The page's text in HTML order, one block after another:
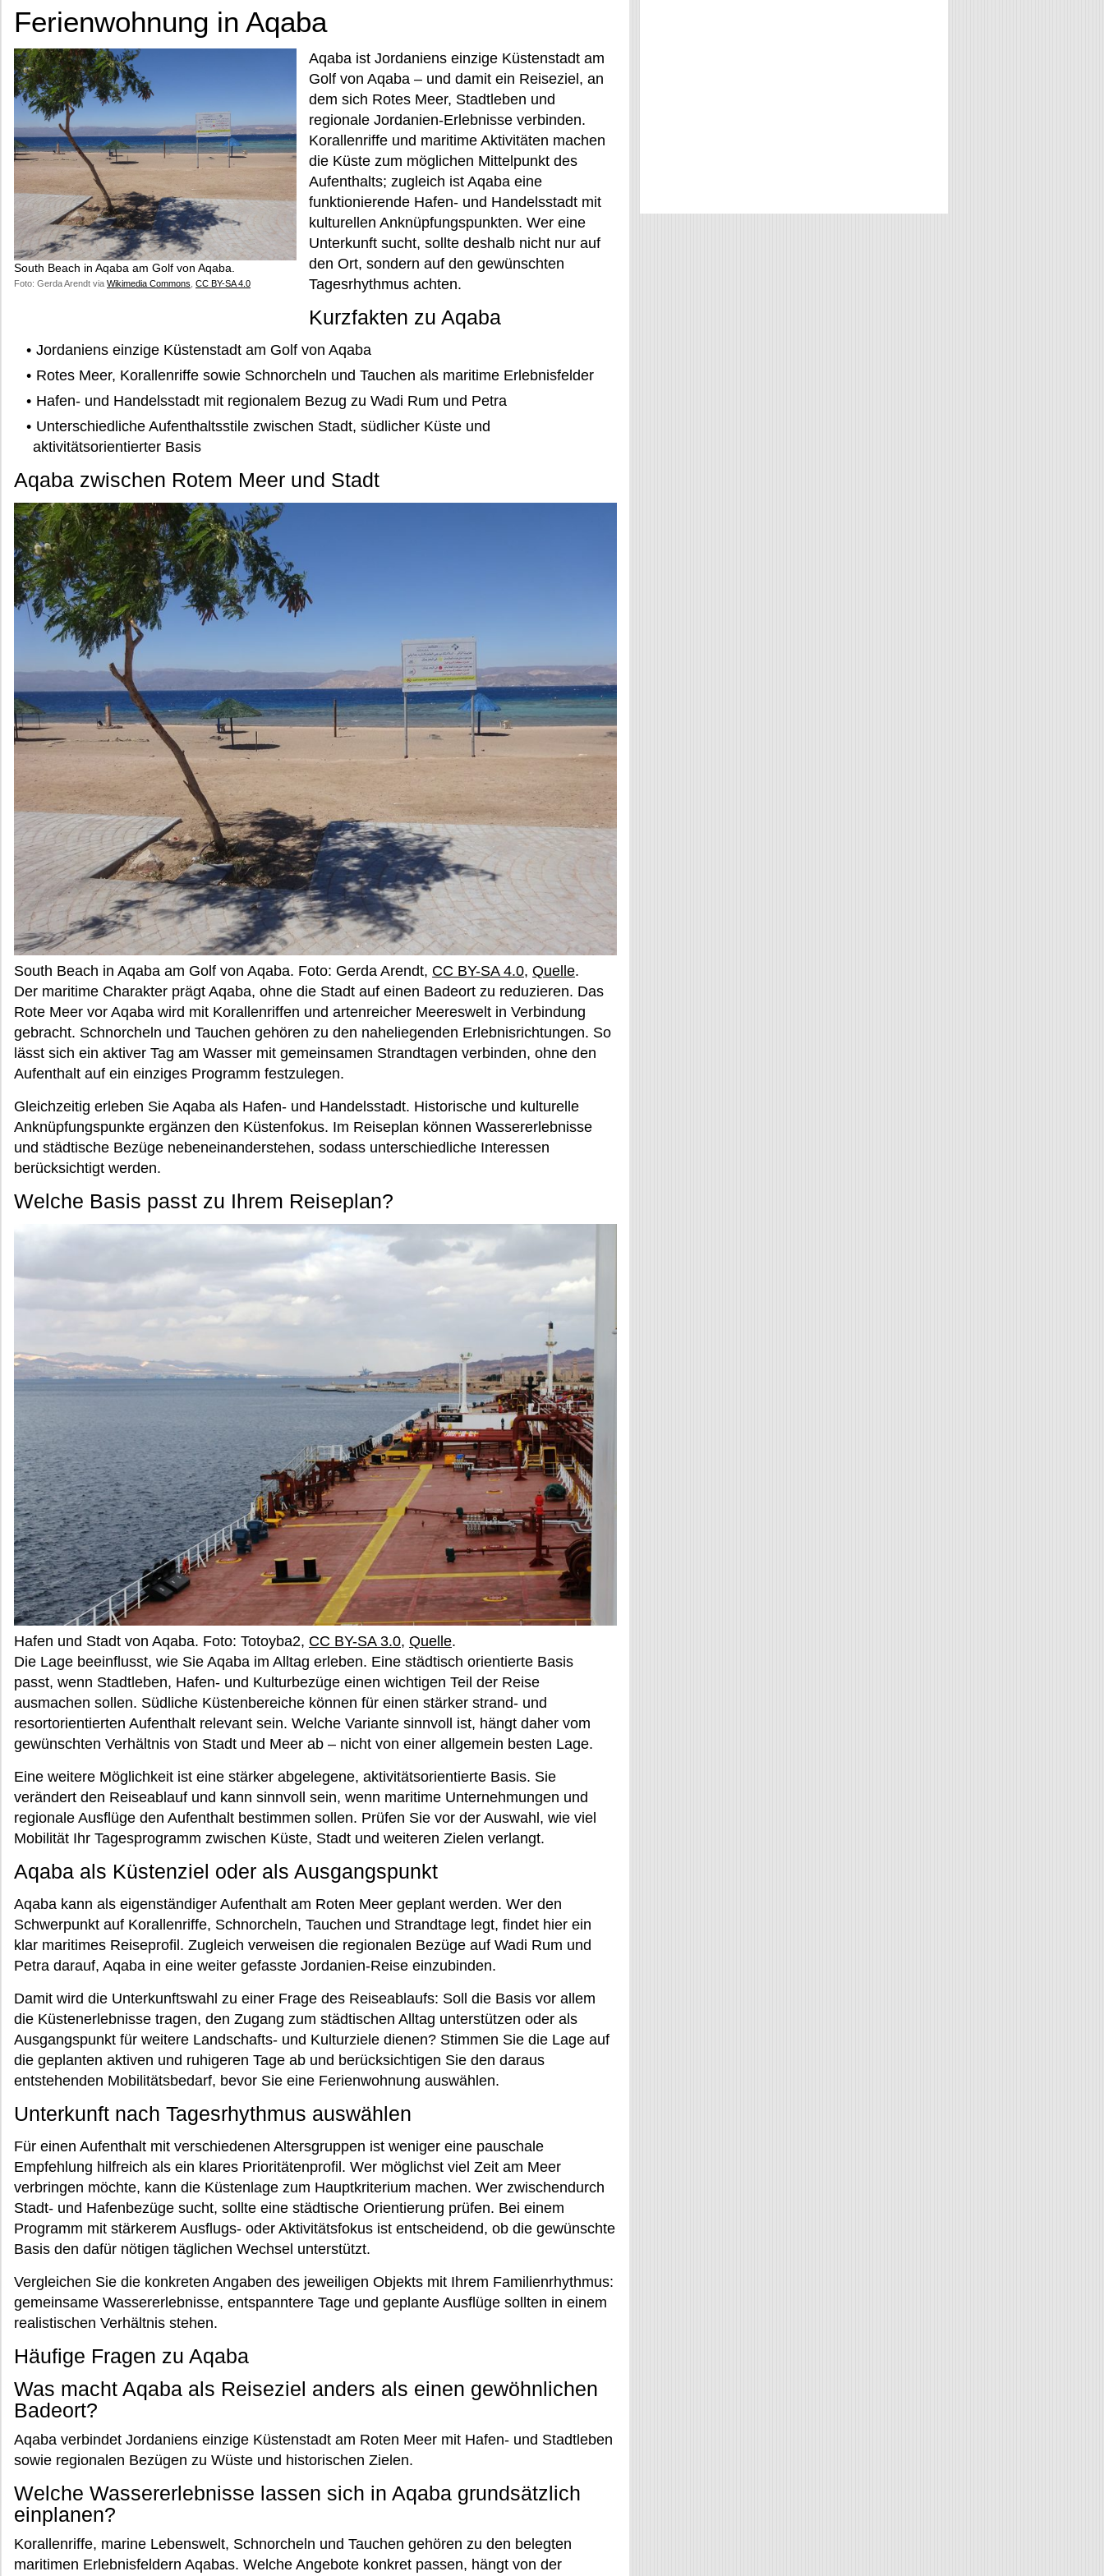
Ferienwohnung in Aqaba
South Beach in Aqaba am Golf von Aqaba.
Foto: Gerda Arendt via Wikimedia Commons CC BY-SA 4.0
Aqaba ist Jordaniens einzige Küstenstadt am
Golf von Aqaba – und damit ein Reiseziel, an
dem sich Rotes Meer, Stadtleben und
regionale Jordanien-Erlebnisse verbinden.
Korallenriffe und maritime Aktivitäten machen
die Küste zum möglichen Mittelpunkt des
Aufenthalts; zugleich ist Aqaba eine
funktionierende Hafen- und Handelsstadt mit
kulturellen Anknüpfungspunkten. Wer eine
Unterkunft sucht, sollte deshalb nicht nur auf
den Ort, sondern auf den gewünschten
Tagesrhythmus achten.
Kurzfakten zu Aqaba
Jordaniens einzige Küstenstadt am Golf von Aqaba
Rotes Meer, Korallenriffe sowie Schnorcheln und Tauchen als maritime Erlebnisfelder
Hafen- und Handelsstadt mit regionalem Bezug zu Wadi Rum und Petra
Unterschiedliche Aufenthaltsstile zwischen Stadt, südlicher Küste und
aktivitätsorientierter Basis
Aqaba zwischen Rotem Meer und Stadt
South Beach in Aqaba am Golf von Aqaba. Foto: Gerda Arendt, CC BY-SA 4.0, Quelle.
Der maritime Charakter prägt Aqaba, ohne die Stadt auf einen Badeort zu reduzieren. Das
Rote Meer vor Aqaba wird mit Korallenriffen und artenreicher Meereswelt in Verbindung
gebracht. Schnorcheln und Tauchen gehören zu den naheliegenden Erlebnisrichtungen. So
lässt sich ein aktiver Tag am Wasser mit gemeinsamen Strandtagen verbinden, ohne den
Aufenthalt auf ein einziges Programm festzulegen.
Gleichzeitig erleben Sie Aqaba als Hafen- und Handelsstadt. Historische und kulturelle
Anknüpfungspunkte ergänzen den Küstenfokus. Im Reiseplan können Wassererlebnisse
und städtische Bezüge nebeneinanderstehen, sodass unterschiedliche Interessen
berücksichtigt werden.
Welche Basis passt zu Ihrem Reiseplan?
Hafen und Stadt von Aqaba. Foto: Totoyba2, CC BY-SA 3.0, Quelle.
Die Lage beeinflusst, wie Sie Aqaba im Alltag erleben. Eine städtisch orientierte Basis
passt, wenn Stadtleben, Hafen- und Kulturbezüge einen wichtigen Teil der Reise
ausmachen sollen. Südliche Küstenbereiche können für einen stärker strand- und
resortorientierten Aufenthalt relevant sein. Welche Variante sinnvoll ist, hängt daher vom
gewünschten Verhältnis von Stadt und Meer ab – nicht von einer allgemein besten Lage.
Eine weitere Möglichkeit ist eine stärker abgelegene, aktivitätsorientierte Basis. Sie
verändert den Reiseablauf und kann sinnvoll sein, wenn maritime Unternehmungen und
regionale Ausflüge den Aufenthalt bestimmen sollen. Prüfen Sie vor der Auswahl, wie viel
Mobilität Ihr Tagesprogramm zwischen Küste, Stadt und weiteren Zielen verlangt.
Aqaba als Küstenziel oder als Ausgangspunkt
Aqaba kann als eigenständiger Aufenthalt am Roten Meer geplant werden. Wer den
Schwerpunkt auf Korallenriffe, Schnorcheln, Tauchen und Strandtage legt, findet hier ein
klar maritimes Reiseprofil. Zugleich verweisen die regionalen Bezüge auf Wadi Rum und
Petra darauf, Aqaba in eine weiter gefasste Jordanien-Reise einzubinden.
Damit wird die Unterkunftswahl zu einer Frage des Reiseablaufs: Soll die Basis vor allem
die Küstenerlebnisse tragen, den Zugang zum städtischen Alltag unterstützen oder als
Ausgangspunkt für weitere Landschafts- und Kulturziele dienen? Stimmen Sie die Lage auf
die geplanten aktiven und ruhigeren Tage ab und berücksichtigen Sie den daraus
entstehenden Mobilitätsbedarf, bevor Sie eine Ferienwohnung auswählen.
Unterkunft nach Tagesrhythmus auswählen
Für einen Aufenthalt mit verschiedenen Altersgruppen ist weniger eine pauschale
Empfehlung hilfreich als ein klares Prioritätenprofil. Wer möglichst viel Zeit am Meer
verbringen möchte, kann die Küstenlage zum Hauptkriterium machen. Wer zwischendurch
Stadt- und Hafenbezüge sucht, sollte eine städtische Orientierung prüfen. Bei einem
Programm mit stärkerem Ausflugs- oder Aktivitätsfokus ist entscheidend, ob die gewünschte
Basis den dafür nötigen täglichen Wechsel unterstützt.
Vergleichen Sie die konkreten Angaben des jeweiligen Objekts mit Ihrem Familienrhythmus:
gemeinsame Wassererlebnisse, entspanntere Tage und geplante Ausflüge sollten in einem
realistischen Verhältnis stehen.
Häufige Fragen zu Aqaba
Was macht Aqaba als Reiseziel anders als einen gewöhnlichen
Badeort?
Aqaba verbindet Jordaniens einzige Küstenstadt am Roten Meer mit Hafen- und Stadtleben
sowie regionalen Bezügen zu Wüste und historischen Zielen.
Welche Wassererlebnisse lassen sich in Aqaba grundsätzlich
einplanen?
Korallenriffe, marine Lebenswelt, Schnorcheln und Tauchen gehören zu den belegten
maritimen Erlebnisfeldern Aqabas. Welche Angebote konkret passen, hängt von der